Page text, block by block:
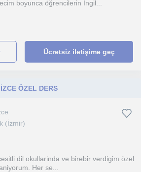
boyunca öğrencilerin İngil...
Ücretsiz iletişime geç
ÖZEL DERS
(İzmir)
dil okullarinda ve birebir verdigim özel
Her se...